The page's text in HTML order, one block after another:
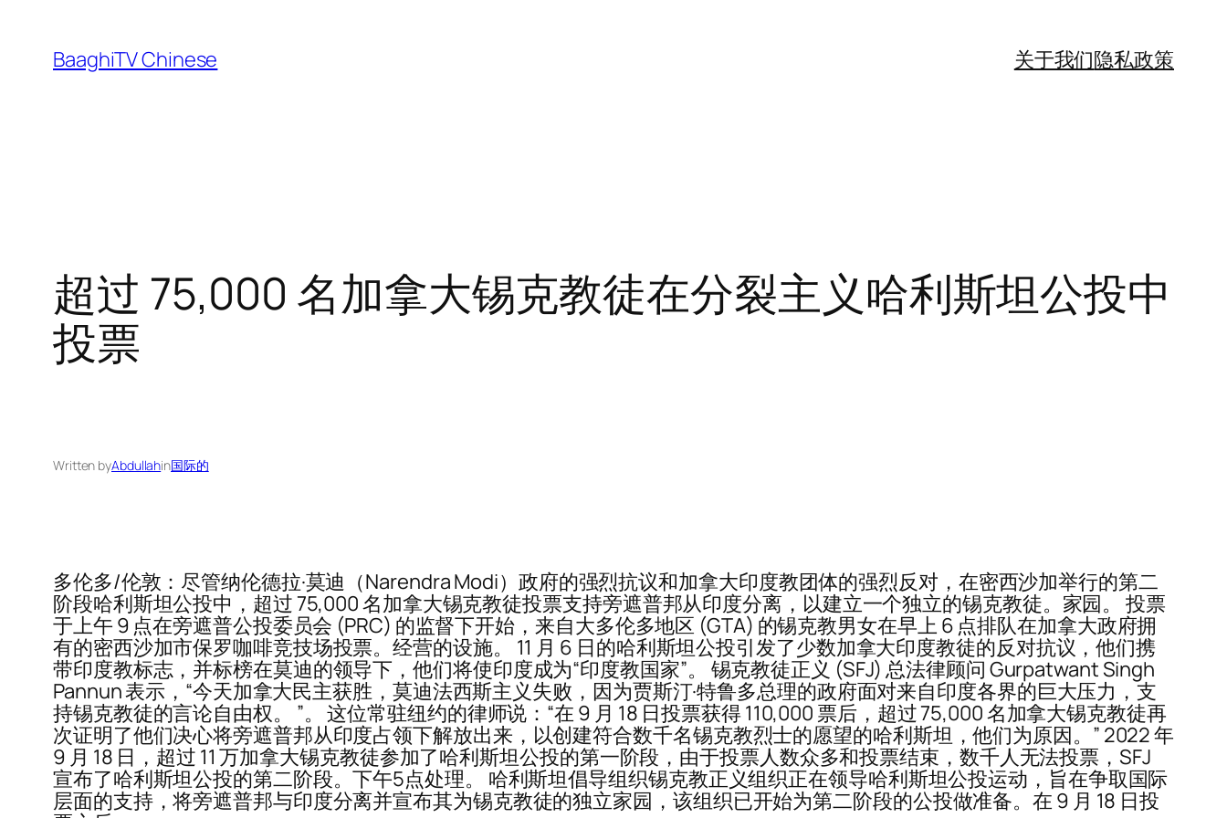
content
BaaghiTV Chinese 关于我们隐私政策
超过 75,000 名加拿大锡克教徒在分裂主义哈利斯坦公投中
投票
Written byAbdullahin国际的
多伦多/伦敦：尽管纳伦德拉·莫迪（Narendra Modi）政府的强烈抗议和加拿大印度教团体的强烈反对，在密西沙加举行的第二
阶段哈利斯坦公投中，超过 75,000 名加拿大锡克教徒投票支持旁遮普邦从印度分离，以建立一个独立的锡克教徒。家园。 投票
于上午 9 点在旁遮普公投委员会 (PRC) 的监督下开始，来自大多伦多地区 (GTA) 的锡克教男女在早上 6 点排队在加拿大政府拥
有的密西沙加市保罗咖啡竞技场投票。经营的设施。 11 月 6 日的哈利斯坦公投引发了少数加拿大印度教徒的反对抗议，他们携
带印度教标志，并标榜在莫迪的领导下，他们将使印度成为“印度教国家”。 锡克教徒正义 (SFJ) 总法律顾问 Gurpatwant Singh
Pannun 表示，“今天加拿大民主获胜，莫迪法西斯主义失败，因为贾斯汀·特鲁多总理的政府面对来自印度各界的巨大压力，支
持锡克教徒的言论自由权。 ”。 这位常驻纽约的律师说：“在 9 月 18 日投票获得 110,000 票后，超过 75,000 名加拿大锡克教徒再
次证明了他们决心将旁遮普邦从印度占领下解放出来，以创建符合数千名锡克教烈士的愿望的哈利斯坦，他们为原因。” 2022 年
9 月 18 日，超过 11 万加拿大锡克教徒参加了哈利斯坦公投的第一阶段，由于投票人数众多和投票结束，数千人无法投票，SFJ
宣布了哈利斯坦公投的第二阶段。下午5点处理。 哈利斯坦倡导组织锡克教正义组织正在领导哈利斯坦公投运动，旨在争取国际
层面的支持，将旁遮普邦与印度分离并宣布其为锡克教徒的独立家园，该组织已开始为第二阶段的公投做准备。在 9 月 18 日投